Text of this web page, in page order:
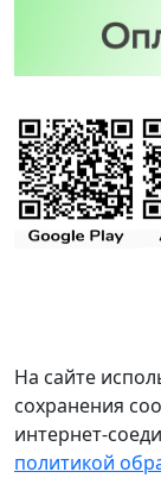
На сайте
сохранения
интернет-
политикой